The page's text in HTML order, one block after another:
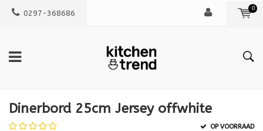
0297-368686
0
Dinerbord 25cm Jersey offwhite
OP VOORRAAD